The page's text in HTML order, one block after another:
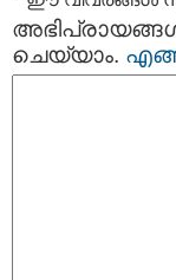
ചെയ്യാം.